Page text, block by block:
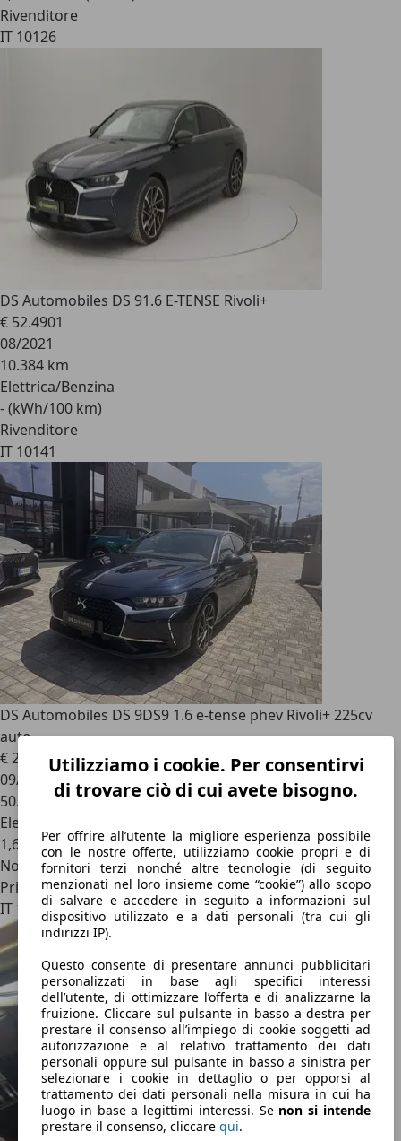
Utilizziamo i cookie. Per consentirvi
di trovare ciò di cui avete bisogno.
Per offrire all’utente la migliore esperienza possibile
con le nostre offerte, utilizziamo cookie propri e di
fornitori terzi nonché altre tecnologie (di seguito
menzionati nel loro insieme come “cookie”) allo scopo
di salvare e accedere in seguito a informazioni sul
dispositivo utilizzato e a dati personali (tra cui gli
indirizzi IP).
Questo consente di presentare annunci pubblicitari
personalizzati in base agli specifici interessi
dell’utente, di ottimizzare l’offerta e di analizzarne la
fruizione. Cliccare sul pulsante in basso a destra per
prestare il consenso all’impiego di cookie soggetti ad
autorizzazione e al relativo trattamento dei dati
personali oppure sul pulsante in basso a sinistra per
selezionare i cookie in dettaglio o per opporsi al
trattamento dei dati personali nella misura in cui ha
luogo in base a legittimi interessi. Se non si intende
prestare il consenso, cliccare qui.
Rivenditore
IT 10126
DS Automobiles DS 91.6 E-TENSE Rivoli+
€ 52.4901
08/2021
10.384 km
Elettrica/Benzina
- (kWh/100 km)
Rivenditore
IT 10141
DS Automobiles DS 9DS9 1.6 e-tense phev Rivoli+ 225cv
auto
€ 23.000
09/2021
50.806 km
Elettrica/Benzina
1,6 l/100 km (comb.)
Novità
Privato
IT 12100